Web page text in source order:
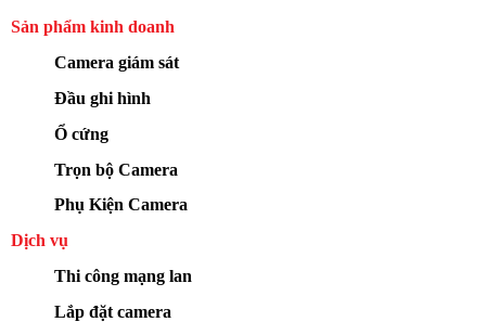
Sản phẩm kinh doanh
Camera giám sát
Đầu ghi hình
Ổ cứng
Trọn bộ Camera
Phụ Kiện Camera
Dịch vụ
Thi công mạng lan
Lắp đặt camera